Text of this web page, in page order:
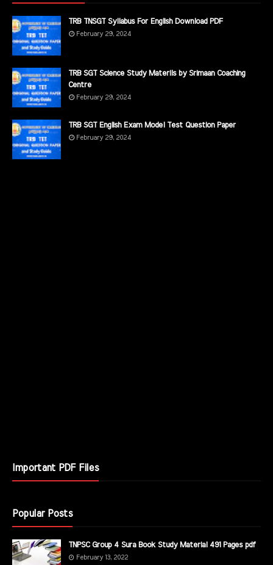
TRB TNSGT Syllabus For English Download PDF
February 29, 2024
TRB SGT Science Study Materils by Srimaan Coaching
Centre
February 29, 2024
TRB SGT English Exam Model Test Question Paper
February 29, 2024
Important PDF Files
Popular Posts
TNPSC Group 4 Sura Book Study Material 491 Pages pdf
February 13, 2022